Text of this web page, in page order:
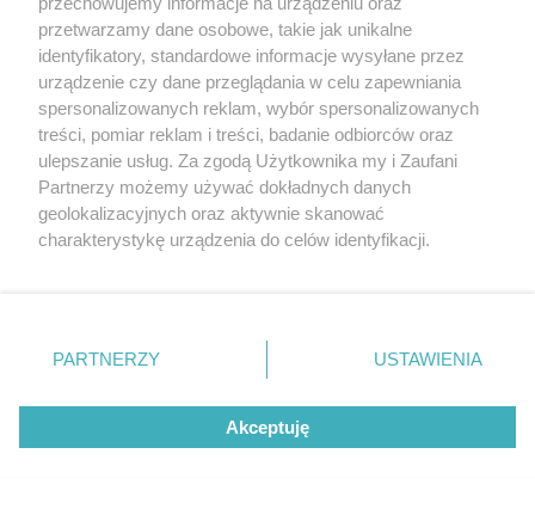
NIEWIARYGODNE!
Wkurzony rolnik zaorał świeży asfalt w
Gliwicach. Nagranie z demolką podbija sieć
przetwarzamy dane osobowe, takie jak unikalne
identyfikatory, standardowe informacje wysyłane przez
urządzenie czy dane przeglądania w celu zapewniania
spersonalizowanych reklam, wybór spersonalizowanych
treści, pomiar reklam i treści, badanie odbiorców oraz
ulepszanie usług. Za zgodą Użytkownika my i Zaufani
Partnerzy możemy używać dokładnych danych
geolokalizacyjnych oraz aktywnie skanować
charakterystykę urządzenia do celów identyfikacji.
zmienić/wycofać klikając przycisk ustawień prywatności
znajdujący się w lewym dolnym rogu strony
rodzaje przetwarzania danych nie wymagają zgody
użytkownika, ale masz prawo sprzeciwić się takiemu
przetwarzaniu. Preferencje będą miały zastosowanie tylko
PARTNERZY USTAWIENIA
Akceptuję